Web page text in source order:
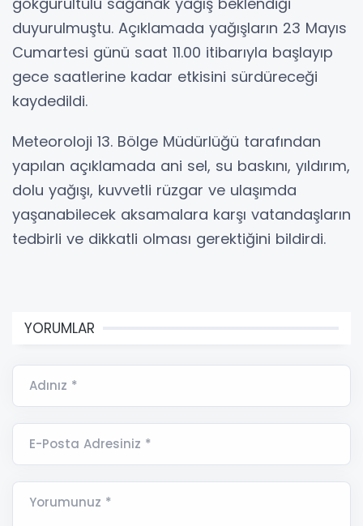
duyurulmuştu. Açıklamada yağışların 23 Mayıs
Cumartesi günü saat 11.00 itibarıyla başlayıp
gece saatlerine kadar etkisini sürdüreceği
kaydedildi.
Meteoroloji 13. Bölge Müdürlüğü tarafından
yapılan açıklamada ani sel, su baskını, yıldırım,
dolu yağışı, kuvvetli rüzgar ve ulaşımda
yaşanabilecek aksamalara karşı vatandaşların
tedbirli ve dikkatli olması gerektiğini bildirdi.
YORUMLAR
Adınız *
E-Posta Adresiniz *
Yorumunuz *